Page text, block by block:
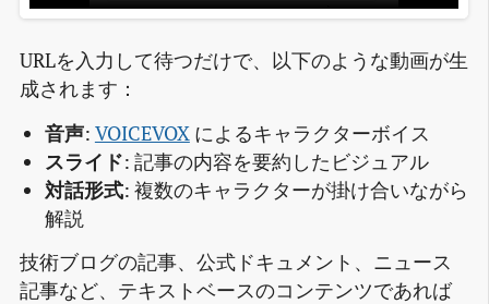
URLを入力して待つだけで、以下のような動画が生
成されます：
音声: VOICEVOXによるキャラクターボイス
スライド: 記事の内容を要約したビジュアル
対話形式: 複数のキャラクターが掛け合いながら
解説
技術ブログの記事、公式ドキュメント、ニュース
記事など、テキストベースのコンテンツであれば